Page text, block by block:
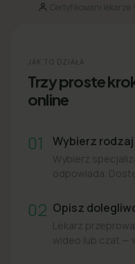
Certyfikowani lekarze·
JAK TO DZIAŁA
Trzy proste
online
01 Wybierz
Wybierz
odpowiada.
02 Opisz
Lekarz
wideo lub czat —